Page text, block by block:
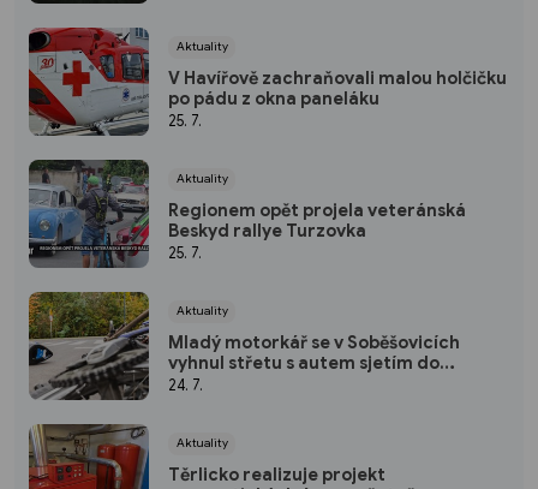
Aktuality
V Havířově zachraňovali malou holčičku
po pádu z okna paneláku
25. 7.
Aktuality
Regionem opět projela veteránská
Beskyd rallye Turzovka
25. 7.
Aktuality
Mladý motorkář se v Soběšovicích
vyhnul střetu s autem sjetím do
příkopu, spolujezdec se zranil
24. 7.
Aktuality
Těrlicko realizuje projekt